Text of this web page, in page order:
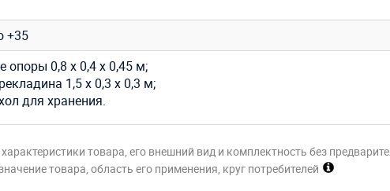
+35
опоры 0,8 х 0,4 х 0,45 м;
1,5 х 0,3 х 0,3 м;
для хранения.
товара, его внешний вид и комплектность без
товара, область его применения, круг потребителей